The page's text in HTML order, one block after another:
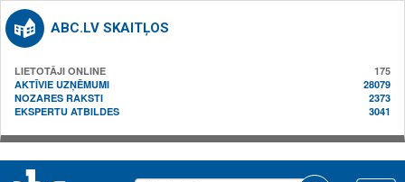
ABC.LV SKAITĻOS
LIETOTĀJI ONLINE
175
AKTĪVIE UZŅĒMUMI
28079
NOZARES RAKSTI
2373
EKSPERTU ATBILDES
3041